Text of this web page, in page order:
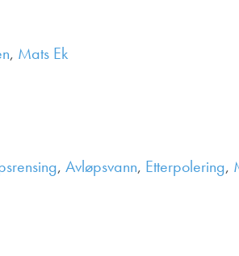
, Mats Ek
, Avløpsvann, Etterpolering,